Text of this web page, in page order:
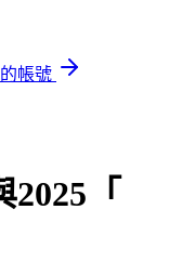
帳號
「